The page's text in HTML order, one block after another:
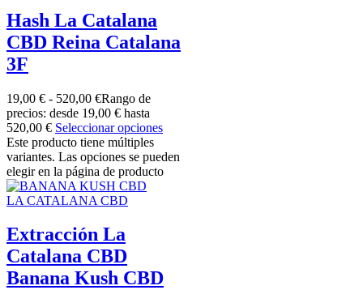
Hash La Catalana
CBD Reina Catalana
3F
19,00 € - 520,00 €Rango de
precios: desde 19,00 € hasta
520,00 € Seleccionar opciones
Este producto tiene múltiples
variantes. Las opciones se pueden
elegir en la página de producto
LA CATALANA CBD
Extracción La
Catalana CBD
Banana Kush CBD